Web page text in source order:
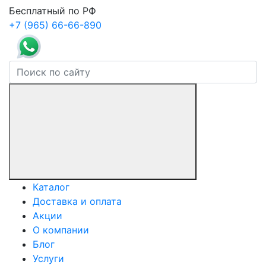
Бесплатный по РФ
+7 (965) 66-66-890
Каталог
Доставка и оплата
Акции
О компании
Блог
Услуги